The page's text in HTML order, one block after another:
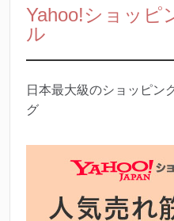
Yahoo!ショッピ
ル
日本最大級のショッピン
グ